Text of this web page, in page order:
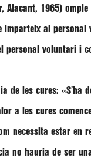
Alacant, 1965)
imparteix al personal
personal voluntari i
de les cures: «S’ha
a les cures
necessita estar en
no hauria de ser